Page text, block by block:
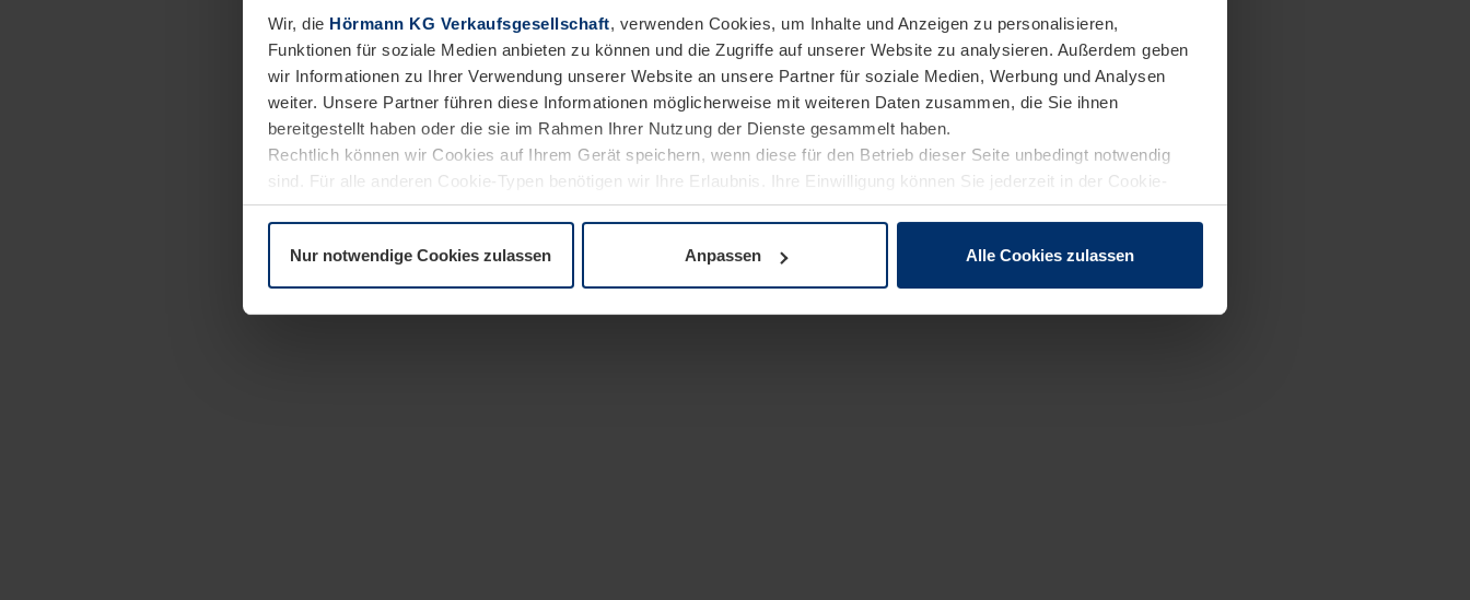
Wir, die Hörmann KG Verkaufsgesellschaft, verwenden Cookies, um Inhalte und Anzeigen zu personalisieren,
Funktionen für soziale Medien anbieten zu können und die Zugriffe auf unserer Website zu analysieren. Außerdem geben
wir Informationen zu Ihrer Verwendung unserer Website an unsere Partner für soziale Medien, Werbung und Analysen
weiter. Unsere Partner führen diese Informationen möglicherweise mit weiteren Daten zusammen, die Sie ihnen
bereitgestellt haben oder die sie im Rahmen Ihrer Nutzung der Dienste gesammelt haben.
Rechtlich können wir Cookies auf Ihrem Gerät speichern, wenn diese für den Betrieb dieser Seite unbedingt notwendig
sind. Für alle anderen Cookie-Typen benötigen wir Ihre Erlaubnis. Ihre Einwilligung können Sie jederzeit in der Cookie-
Erläuterung auf der SeiteDatenschutzerklärungunserer Website ändern oder widerrufen.
Nur notwendige Cookies zulassen Anpassen Alle Cookies zulassen